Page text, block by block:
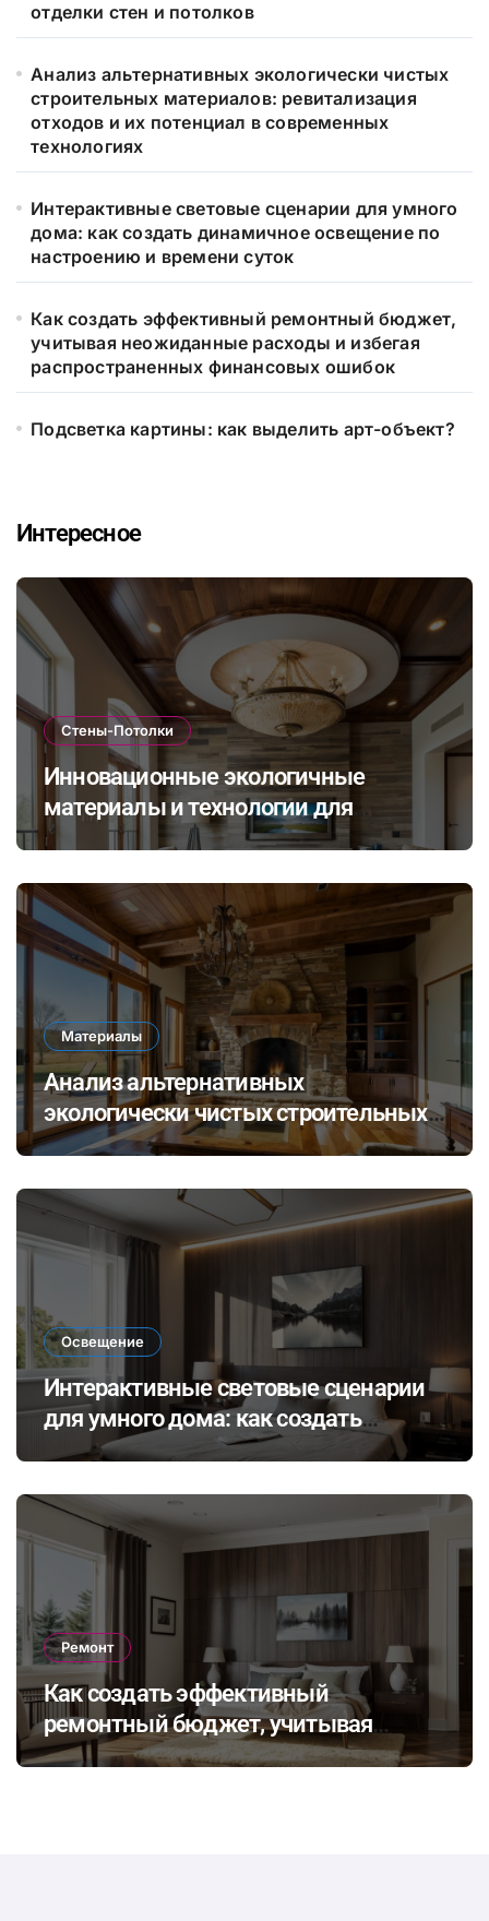
отделки стен и потолков
Анализ альтернативных экологически чистых
строительных материалов: ревитализация
отходов и их потенциал в современных
технологиях
Интерактивные световые сценарии для умного
дома: как создать динамичное освещение по
настроению и времени суток
Как создать эффективный ремонтный бюджет,
учитывая неожиданные расходы и избегая
распространенных финансовых ошибок
Подсветка картины: как выделить арт-объект?
Интересное
Стены-Потолки
Инновационные экологичные
материалы и технологии для
стильной и долговечной отделки
Материалы
Анализ альтернативных
экологически чистых строительных
материалов: ревитализация отходов
технологиях
Освещение
Интерактивные световые сценарии
для умного дома: как создать
динамичное освещение по
Ремонт
Как создать эффективный
ремонтный бюджет, учитывая
неожиданные расходы и избегая